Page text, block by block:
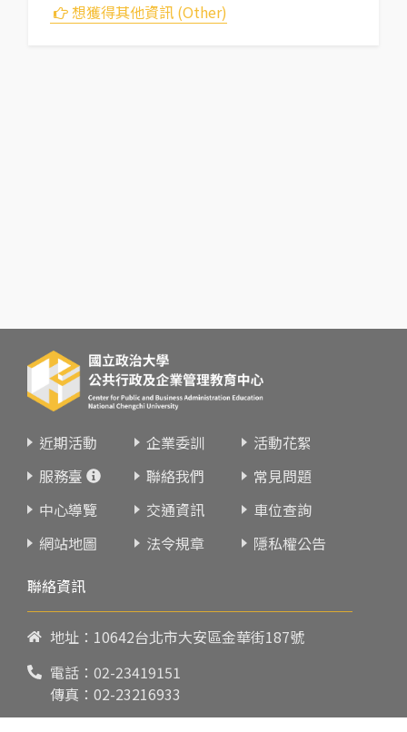
想獲得其他資訊 (Other)
近期活動 企業委訓
活動花絮
服務臺
聯絡我們
常見問題
中心導覽
交通資訊
車位查詢
網站地圖
法令規章
隱私權公告
聯絡資訊
地址：10642台北市大安區金華街187號
電話： 02-23419151
傳真：02-23216933